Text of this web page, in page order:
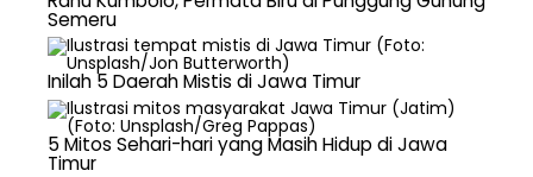
Semeru
Inilah 5 Daerah Mistis di Jawa Timur
5 Mitos Sehari-hari yang Masih Hidup di Jawa
Timur